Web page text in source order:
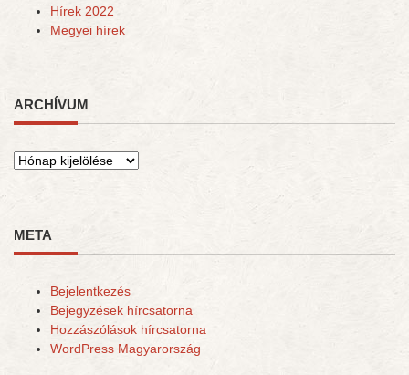
Hírek 2022
Megyei hírek
ARCHÍVUM
Archívum
META
Bejelentkezés
Bejegyzések hírcsatorna
Hozzászólások hírcsatorna
WordPress Magyarország